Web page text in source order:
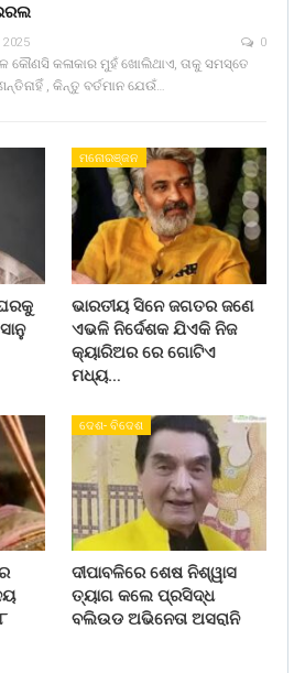
2025 0
କଳାକାର ମୁହଁ ଖୋଲିଥାଏ, ତାକୁ ସମସ୍ତେ
, କିନ୍ତୁ ବର୍ତମାନ ଯେଉଁ…
ମନୋରଞ୍ଜନ
ଭାରତୀୟ ସିନେ ଜଗତର ଜଣେ
ଏଭଳି ନିର୍ଦେଶକ ଯିଏକି ନିଜ
କ୍ୟାରିଅର ରେ ଗୋଟିଏ
ମଧ୍ୟ…
ଦେଶ- ବିଦେଶ
ଦୀପାବଳିରେ ଶେଷ ନିଶ୍ୱାସ
ତ୍ୟାଗ କଲେ ପ୍ରସିଦ୍ଧ
ବଲିଉଡ ଅଭିନେତା ଅସରାନି